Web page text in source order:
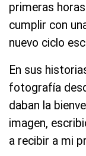
primeras
cumplir con
nuevo ciclo
En sus
fotografía
daban la
imagen,
a recibir a mi